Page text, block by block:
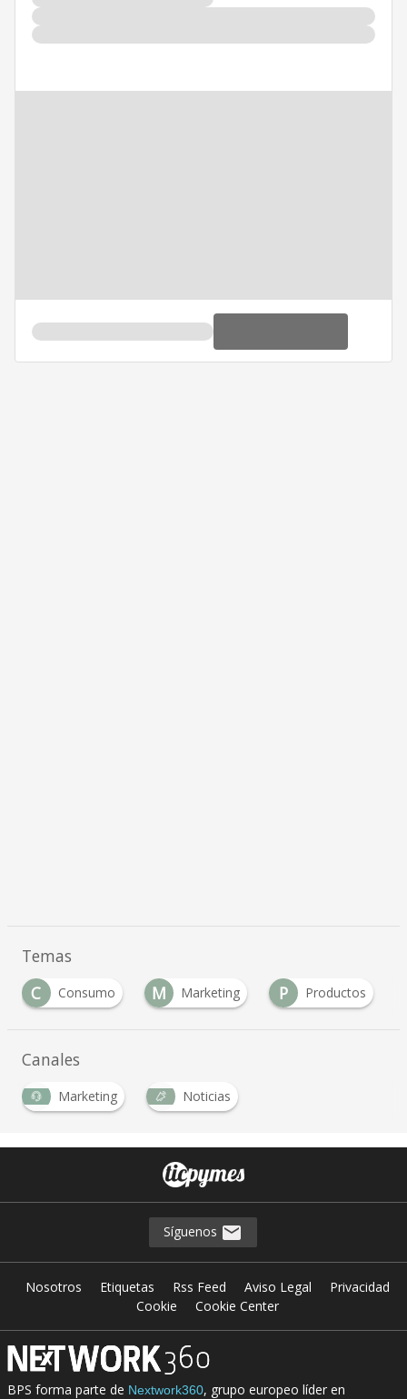
Temas
C
Consumo M Marketing P Productos
Canales
Marketing Noticias
Síguenos
Nosotros Etiquetas Rss Feed Aviso Legal
Privacidad
Cookie
Cookie Center
BPS forma parte de Nextwork360, grupo europeo líder en